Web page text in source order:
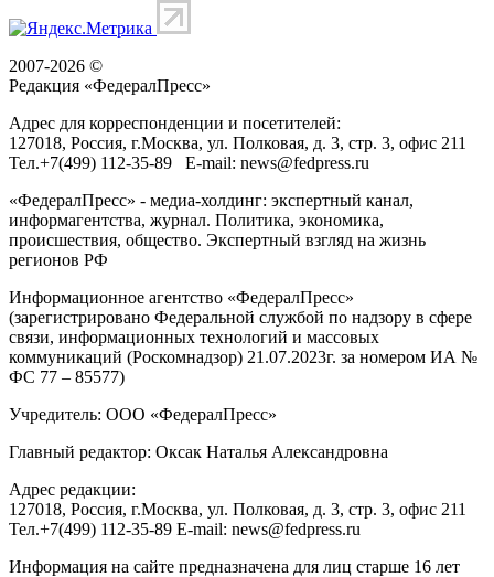
2007-2026 ©
Редакция «ФедералПресс»
Адрес для корреспонденции и посетителей:
127018, Россия, г.Москва, ул. Полковая, д. 3, стр. 3, офис 211
Тел.+7(499) 112-35-89 E-mail: news@fedpress.ru
«ФедералПресс» - медиа-холдинг: экспертный канал,
информагентства, журнал. Политика, экономика,
происшествия, общество. Экспертный взгляд на жизнь
регионов РФ
Информационное агентство «ФедералПресс»
(зарегистрировано Федеральной службой по надзору в сфере
связи, информационных технологий и массовых
коммуникаций (Роскомнадзор) 21.07.2023г. за номером ИА №
ФС 77 – 85577)
Учредитель: ООО «ФедералПресс»
Главный редактор: Оксак Наталья Александровна
Адрес редакции:
127018, Россия, г.Москва, ул. Полковая, д. 3, стр. 3, офис 211
Тел.+7(499) 112-35-89 E-mail: news@fedpress.ru
Информация на сайте предназначена для лиц старше 16 лет